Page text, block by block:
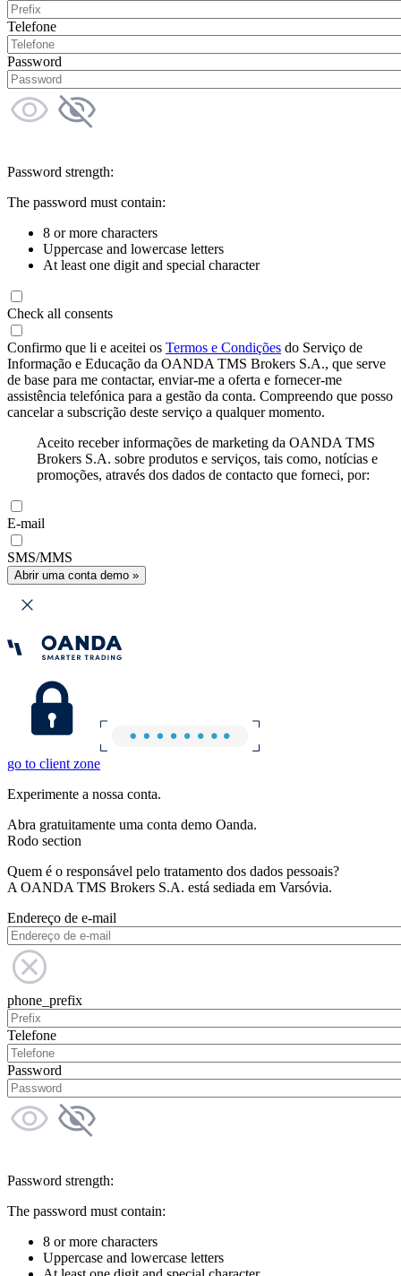
Telefone
Password
Password strength:
The password must contain:
8 or more characters
Uppercase and lowercase letters
At least one digit and special character
Check all consents
Confirmo que li e aceitei os Termos e Condições do Serviço de
Informação e Educação da OANDA TMS Brokers S.A., que serve
de base para me contactar, enviar-me a oferta e fornecer-me
assistência telefónica para a gestão da conta. Compreendo que posso
cancelar a subscrição deste serviço a qualquer momento.
Aceito receber informações de marketing da OANDA TMS
Brokers S.A. sobre produtos e serviços, tais como, notícias e
promoções, através dos dados de contacto que forneci, por:
E-mail
SMS/MMS
Abrir uma conta demo »
go to client zone
Experimente a nossa conta.
Abra gratuitamente uma conta demo Oanda.
Rodo section
Quem é o responsável pelo tratamento dos dados pessoais?
A OANDA TMS Brokers S.A. está sediada em Varsóvia.
Endereço de e-mail
phone_prefix
Telefone
Password
Password strength:
The password must contain:
8 or more characters
Uppercase and lowercase letters